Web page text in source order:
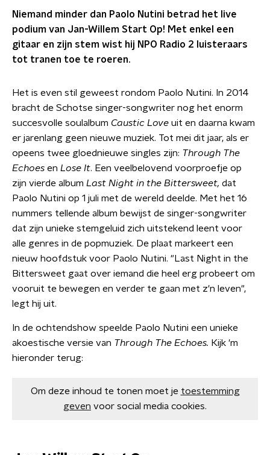
Niemand minder dan Paolo Nutini betrad het live
podium van Jan-Willem Start Op! Met enkel een
gitaar en zijn stem wist hij NPO Radio 2 luisteraars
tot tranen toe te roeren.
Het is even stil geweest rondom Paolo Nutini. In 2014
bracht de Schotse singer-songwriter nog het enorm
succesvolle soulalbum Caustic Love uit en daarna kwam
er jarenlang geen nieuwe muziek. Tot mei dit jaar, als er
opeens twee gloednieuwe singles zijn: Through The
Echoes en Lose It. Een veelbelovend voorproefje op
zijn vierde album Last Night in the Bittersweet, dat
Paolo Nutini op 1 juli met de wereld deelde. Met het 16
nummers tellende album bewijst de singer-songwriter
dat zijn unieke stemgeluid zich uitstekend leent voor
alle genres in de popmuziek. De plaat markeert een
nieuw hoofdstuk voor Paolo Nutini. "Last Night in the
Bittersweet gaat over iemand die heel erg probeert om
vooruit te bewegen en verder te gaan met z'n leven",
legt hij uit.
In de ochtendshow speelde Paolo Nutini een unieke
akoestische versie van Through The Echoes. Kijk 'm
hieronder terug:
Om deze inhoud te tonen moet je toestemming
geven voor social media cookies.